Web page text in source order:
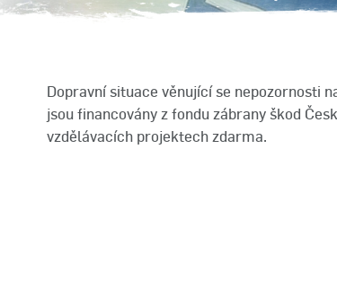
Dopravní situace věnující se nepozornosti
jsou financovány z fondu zábrany škod
vzdělávacích projektech zdarma.